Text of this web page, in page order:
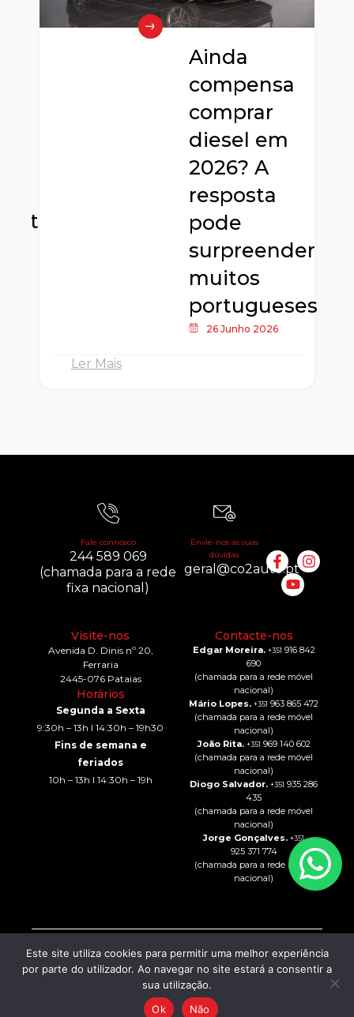
Ainda
compensa
comprar
diesel em
2026? A
resposta
pode
surpreender
muitos
portugueses
26 Junho 2026
Ler Mais
Visite-nos
Avenida D. Dinis nº 20,
Ferraria
2445-076 Pataias
Horários
Segunda a Sexta
9:30h – 13h I 14:30h – 19h30
Fins de semana e
feriados
10h – 13h I 14:30h – 19h
Contacte-nos
Edgar Moreira. +351 916 842
690
(chamada para a rede móvel
nacional)
Mário Lopes. +351 963 865 472
(chamada para a rede móvel
nacional)
João Rita. +351 969 140 602
(chamada para a rede móvel
nacional)
Diogo Salvador. +351 935 286
435
(chamada para a rede móvel
nacional)
Jorge Gonçalves. +351
925 371 774
(chamada para a rede móvel
nacional)
Fale connosco
244 589 069
(chamada para a rede
fixa nacional)
Envie-nos as suas
dúvidas
geral@co2auto.pt
© 2024 – All rights Reserved
CO2 AUTO – COMÉRCIO DE
AUTOMÓVEIS, LDA
Intermediação de Crédito
Política de Privacidade
Resolução de Litígios
Livro de Reclamações
Este site utiliza cookies para permitir uma melhor experiência
por parte do utilizador. Ao navegar no site estará a consentir a
sua utilização.
Ok
Não